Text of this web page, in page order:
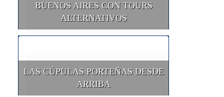
BUENOS AIRES CON TOURS
ALTERNATIVOS
LAS CÚPULAS PORTEÑAS DESDE
ARRIBA